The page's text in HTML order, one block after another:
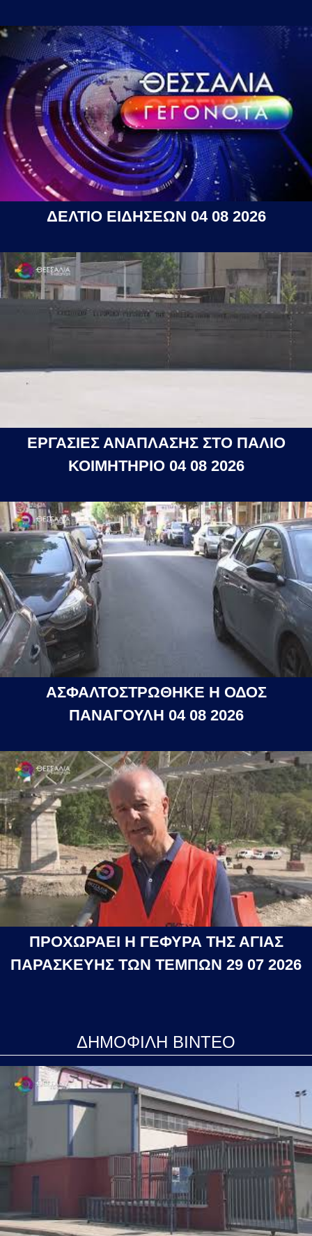
ΔΕΛΤΙΟ ΕΙΔΗΣΕΩΝ 04 08 2026
ΕΡΓΑΣΙΕΣ ΑΝΑΠΛΑΣΗΣ ΣΤΟ ΠΑΛΙΟ
ΚΟΙΜΗΤΗΡΙΟ 04 08 2026
ΑΣΦΑΛΤΟΣΤΡΩΘΗΚΕ Η ΟΔΟΣ
ΠΑΝΑΓΟΥΛΗ 04 08 2026
ΠΡΟΧΩΡΑΕΙ Η ΓΕΦΥΡΑ ΤΗΣ ΑΓΙΑΣ
ΠΑΡΑΣΚΕΥΗΣ ΤΩΝ ΤΕΜΠΩΝ 29 07 2026
ΔΗΜΟΦΙΛΗ ΒΙΝΤΕΟ